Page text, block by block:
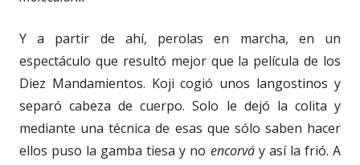
Y a partir de ahí, perolas en marcha, en un
espectáculo que resultó mejor que la película de los
Diez Mandamientos. Koji cogió unos langostinos y
separó cabeza de cuerpo. Solo le dejó la colita y
mediante una técnica de esas que sólo saben hacer
ellos puso la gamba tiesa y no encorváy así la frió. A